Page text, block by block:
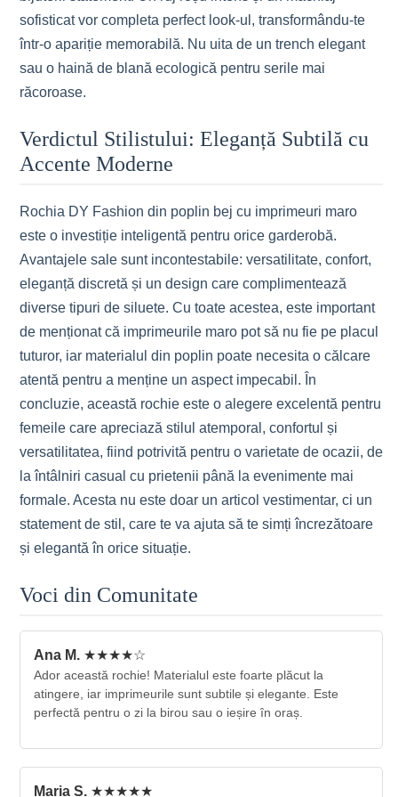
sofisticat vor completa perfect look-ul, transformându-te
într-o apariție memorabilă. Nu uita de un trench elegant
sau o haină de blană ecologică pentru serile mai
răcoroase.
Verdictul Stilistului: Eleganță Subtilă cu
Accente Moderne
Rochia DY Fashion din poplin bej cu imprimeuri maro
este o investiție inteligentă pentru orice garderobă.
Avantajele sale sunt incontestabile: versatilitate, confort,
eleganță discretă și un design care complimentează
diverse tipuri de siluete. Cu toate acestea, este important
de menționat că imprimeurile maro pot să nu fie pe placul
tuturor, iar materialul din poplin poate necesita o călcare
atentă pentru a menține un aspect impecabil. În
concluzie, această rochie este o alegere excelentă pentru
femeile care apreciază stilul atemporal, confortul și
versatilitatea, fiind potrivită pentru o varietate de ocazii, de
la întâlniri casual cu prietenii până la evenimente mai
formale. Acesta nu este doar un articol vestimentar, ci un
statement de stil, care te va ajuta să te simți încrezătoare
și elegantă în orice situație.
Voci din Comunitate
Ana M. ★★★★☆
Ador această rochie! Materialul este foarte plăcut la
atingere, iar imprimeurile sunt subtile și elegante. Este
perfectă pentru o zi la birou sau o ieșire în oraș.
Maria S. ★★★★★